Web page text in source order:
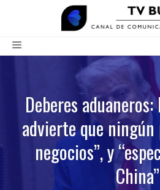
contenido
Menú
Deberes
advierte que ningún
negocios”, y
China”